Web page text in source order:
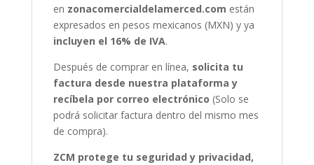
en zonacomercialdelamerced.com están
expresados en pesos mexicanos (MXN) y ya
incluyen el 16% de IVA.
Después de comprar en línea, solicita tu
factura desde nuestra plataforma y
recíbela por correo electrónico (Solo se
podrá solicitar factura dentro del mismo mes
de compra).
ZCM protege tu seguridad y privacidad,